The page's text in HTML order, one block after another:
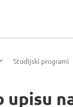
Studijski programi